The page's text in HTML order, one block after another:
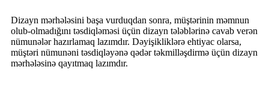
Dizayn mərhələsini başa vurduqdan sonra, müştərinin məmnun
olub-olmadığını təsdiqləməsi üçün dizayn tələblərinə cavab verən
nümunələr hazırlamaq lazımdır. Dəyişikliklərə ehtiyac olarsa,
müştəri nümunəni təsdiqləyənə qədər təkmilləşdirmə üçün dizayn
mərhələsinə qayıtmaq lazımdır.